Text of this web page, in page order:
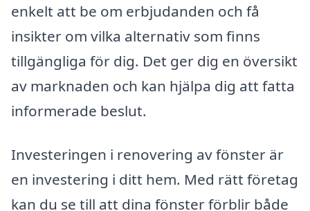
enkelt att be om erbjudanden och få
insikter om vilka alternativ som finns
tillgängliga för dig. Det ger dig en översikt
av marknaden och kan hjälpa dig att fatta
informerade beslut.
Investeringen i renovering av fönster är
en investering i ditt hem. Med rätt företag
kan du se till att dina fönster förblir både